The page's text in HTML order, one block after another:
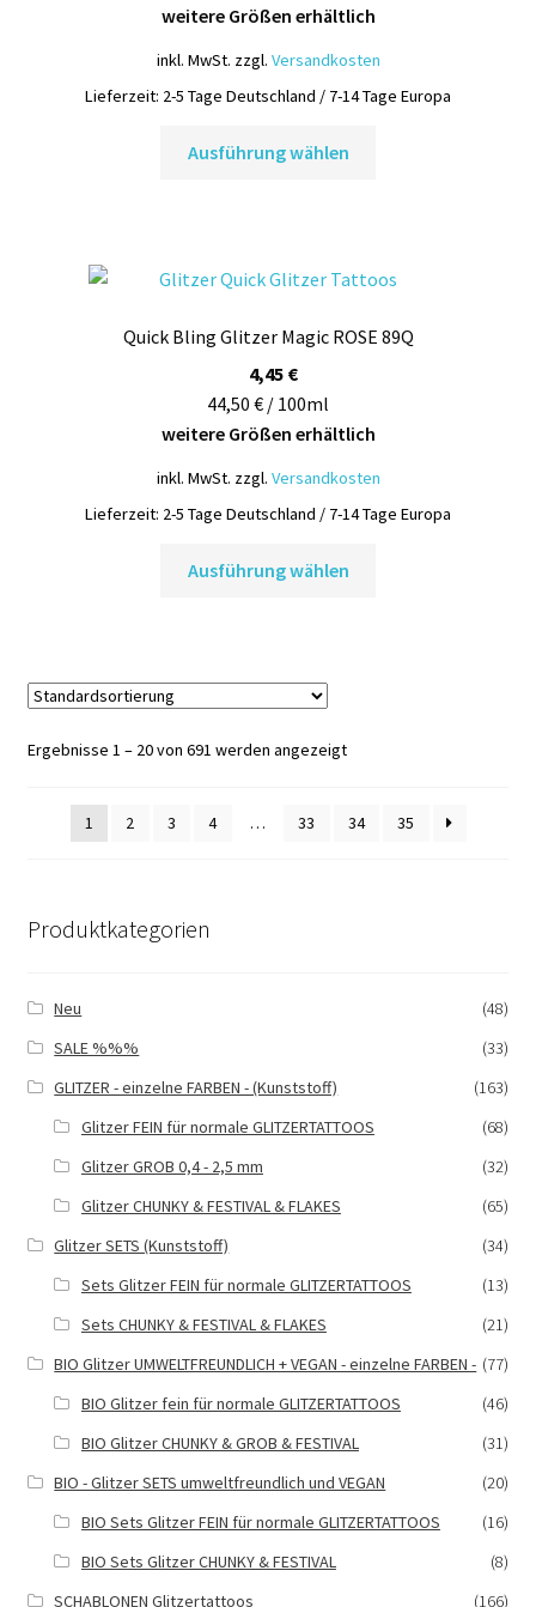
gewählt
werden
weitere Größen erhältlich
inkl. MwSt. zzgl. Versandkosten
Lieferzeit: 2-5 Tage Deutschland / 7-14 Tage Europa
Ausführung wählen
auf.
Optionen
gewählt
werden
Quick Bling Glitzer Magic ROSE 89Q
4,45 €
44,50 € / 100ml
weitere Größen erhältlich
inkl. MwSt. zzgl. Versandkosten
Lieferzeit: 2-5 Tage Deutschland / 7-14 Tage Europa
Ausführung wählen
auf
Ergebnisse 1 – 20 von 691 werden angezeigt
1 2 3 4 … 33 34 35
Produktkategorien
Neu
(48)
SALE %%%
(33)
GLITZER - einzelne FARBEN - (Kunststoff)
(163)
Glitzer FEIN für normale GLITZERTATTOOS
(68)
Glitzer GROB 0,4 - 2,5 mm
(32)
Glitzer CHUNKY & FESTIVAL & FLAKES
(65)
Glitzer SETS (Kunststoff)
(34)
Sets Glitzer FEIN für normale GLITZERTATTOOS
(13)
Sets CHUNKY & FESTIVAL & FLAKES
(21)
BIO Glitzer UMWELTFREUNDLICH + VEGAN - einzelne FARBEN - (77)
BIO Glitzer fein für normale GLITZERTATTOOS
(46)
BIO Glitzer CHUNKY & GROB & FESTIVAL
(31)
BIO - Glitzer SETS umweltfreundlich und VEGAN
(20)
BIO Sets Glitzer FEIN für normale GLITZERTATTOOS
(16)
BIO Sets Glitzer CHUNKY & FESTIVAL
(8)
SCHABLONEN Glitzertattoos
(166)